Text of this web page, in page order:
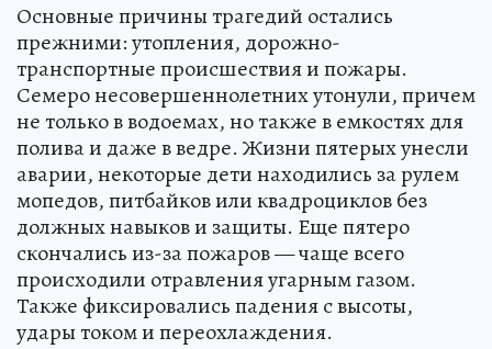
Основные причины трагедий остались
прежними: утопления, дорожно-
транспортные происшествия и пожары.
Семеро несовершеннолетних утонули, причем
не только в водоемах, но также в емкостях для
полива и даже в ведре. Жизни пятерых унесли
аварии, некоторые дети находились за рулем
мопедов, питбайков или квадроциклов без
должных навыков и защиты. Еще пятеро
скончались из-за пожаров — чаще всего
происходили отравления угарным газом.
Также фиксировались падения с высоты,
удары током и переохлаждения.